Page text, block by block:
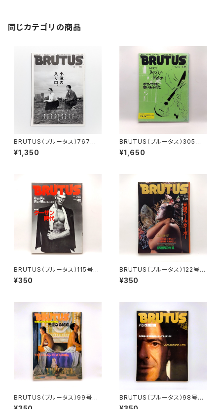
同じカテゴリの商品
BRUTUS（ブルータス）767
号 小津の入口。 2013年12
月1日
¥1,350
BRUTUS（ブルータス）305
号 ボサノヴァに想いあふれて。
1993年10月15日
¥1,650
BRUTUS（ブルータス）115号
ターザン時代 1985年7月15
日
¥350
BRUTUS（ブルータス）122号
元禄アール・ヌーボー 1985年
11月1日
¥350
BRUTUS（ブルータス）99号
ブルータスのウェディング・スタ
BRUTUS（ブルータス）98号
パリ改造計画 1984年10月15